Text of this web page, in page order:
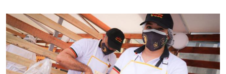
Contenido multimedia principal